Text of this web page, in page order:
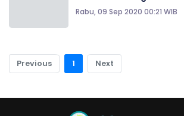
Rabu, 09 Sep 2020 00:21 WIB
Previous 1 Next